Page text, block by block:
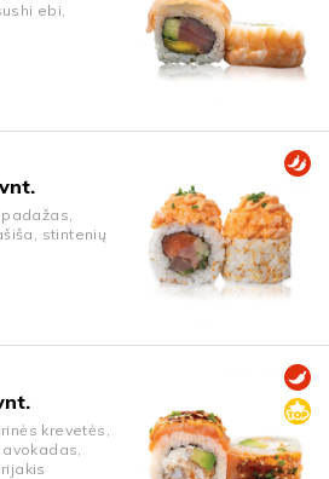
ebi,
stintenių
krevetės,